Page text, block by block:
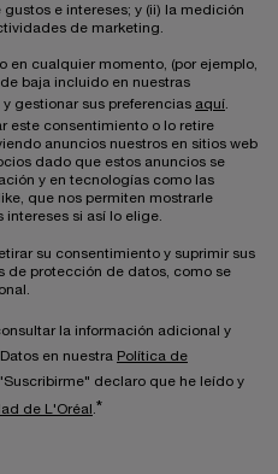
e intereses; y (ii) la medición
de marketing.
en cualquier momento, (por ejemplo,
baja incluido en nuestras
gestionar sus preferencias aquí
este consentimiento o lo retire
anuncios nuestros en sitios web
dado que estos anuncios se
y en tecnologías como las
que nos permiten mostrarle
si así lo elige.
su consentimiento y suprimir sus
de protección de datos, como se
la información adicional y
en nuestra Política de
declaro que he leído y
de L'Oréal *